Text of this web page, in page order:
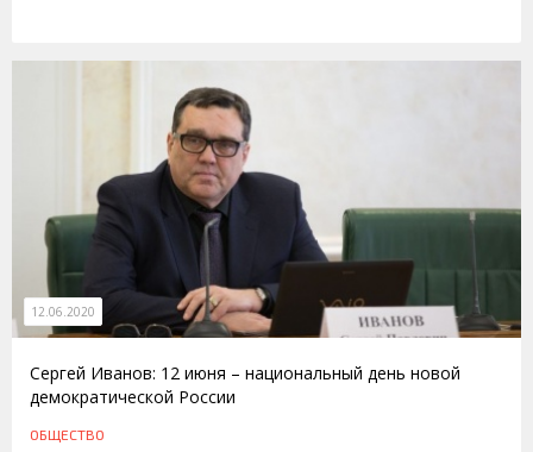
12.06.2020
Сергей Иванов: 12 июня – национальный день новой
демократической России
ОБЩЕСТВО